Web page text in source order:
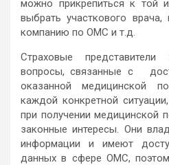
можно прикрепиться к той
выбрать участкового
компанию по ОМС и т.д.
Страховые представители
вопросы, связанные с
оказанной медицинской
каждой конкретной
при получении
законные интересы. Они
информации и имеют
данных в сфере ОМС,